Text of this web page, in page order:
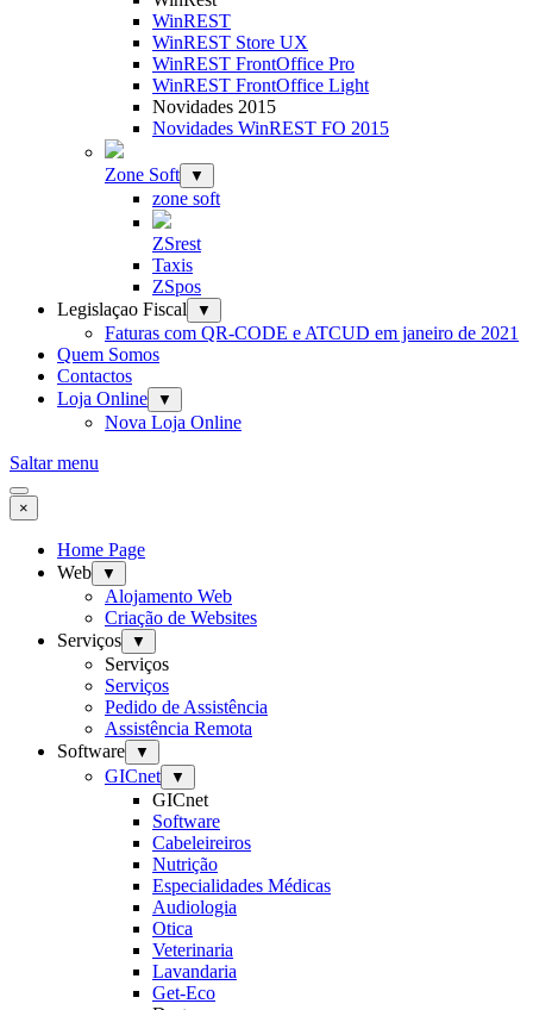
WinREST
WinREST Store UX
WinREST FrontOffice Pro
WinREST FrontOffice Light
Novidades 2015
Novidades WinREST FO 2015
Zone Soft ▼
zone soft
ZSrest
Taxis
ZSpos
Legislaçao Fiscal
▼
Faturas com QR-CODE e ATCUD em janeiro de 2021
Quem Somos
Contactos
Loja Online
▼
Nova Loja Online
Saltar menu
×
Home Page
Web
▼
Alojamento Web
Criação de Websites
Serviços
▼
Serviços
Serviços
Pedido de Assistência
Assistência Remota
Software
▼
GICnet ▼
GICnet
Software
Cabeleireiros
Nutrição
Especialidades Médicas
Audiologia
Otica
Veterinaria
Lavandaria
Get-Eco